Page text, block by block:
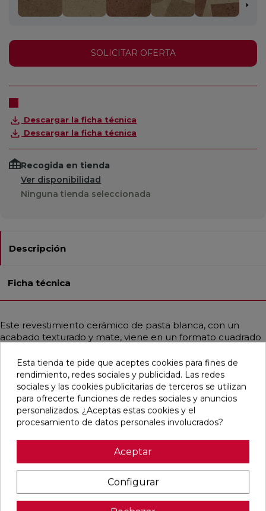
SOLICITAR OFERTA
Descargar la ficha técnica
Descargar la ficha técnica
Recogida en tienda
Ver disponibilidad
Ninguna tienda seleccionada
Descripción
Ficha técnica
Este revestimiento cerámico de pasta blanca, con un
acabado texturado y mate, viene en un formato cuadrado
natural y auténtico. Es ideal para revestir baños, cocinas y
espacios residenciales, aportando un estilo
contemporáneo, rústico y artesanal. Su diseño simula
barro y se presenta mayoritariamente en tonos marrón y
taupe, creando un ambiente cálido y acogedor.
Pensamos que te puede interesar
favorite favorite favorite favorite
Esta tienda te pide que aceptes cookies para fines de
rendimiento, redes sociales y publicidad. Las redes
sociales y las cookies publicitarias de terceros se utilizan
para ofrecerte funciones de redes sociales y anuncios
personalizados. ¿Aceptas estas cookies y el
procesamiento de datos personales involucrados?
Aceptar
Configurar